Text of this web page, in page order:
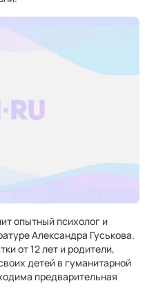
опытный психолог и
Александра Гуськова.
от 12 лет и родители,
детей в гуманитарной
предварительная